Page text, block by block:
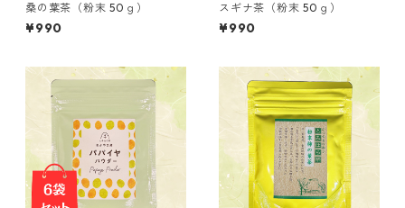
桑の葉茶（粉末 50ｇ）
¥990
スギナ茶（粉末 50ｇ）
¥990